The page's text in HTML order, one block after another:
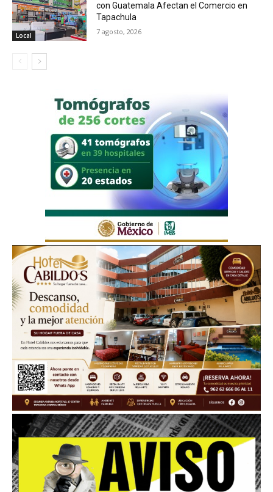
Local
con Guatemala Afectan el Comercio en
Tapachula
7 agosto, 2026